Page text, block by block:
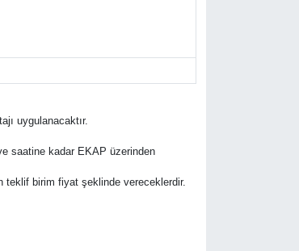
uygulanacaktır.
saatine kadar EKAP üzerinden
teklif birim fiyat şeklinde vereceklerdir.